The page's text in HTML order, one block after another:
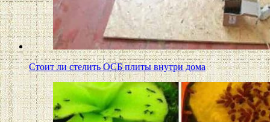
Стоит ли стелить ОСБ плиты внутри дома